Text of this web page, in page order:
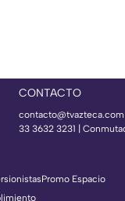
CONTACTO
contacto@tvazteca.com
33 3632 3231 |
Promo Espacio